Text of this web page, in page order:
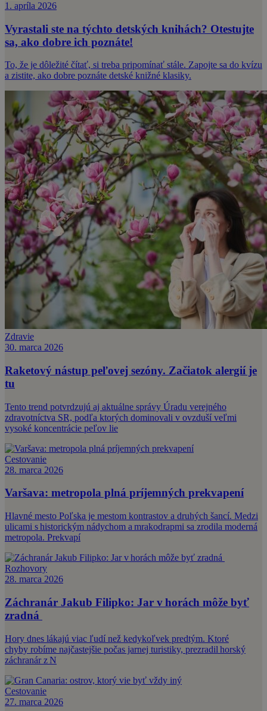
1. apríla 2026
Vyrastali ste na týchto detských knihách? Otestujte
sa, ako dobre ich poznáte!
To, že je dôležité čítať, si treba pripomínať stále. Zapojte sa do kvízu
a zistite, ako dobre poznáte detské knižné klasiky.
Zdravie
30. marca 2026
Raketový nástup peľovej sezóny. Začiatok alergií je
tu
Tento trend potvrdzujú aj aktuálne správy Úradu verejného
zdravotníctva SR, podľa ktorých dominovali v ovzduší veľmi
vysoké koncentrácie peľov lie
Cestovanie
28. marca 2026
Varšava: metropola plná príjemných prekvapení
Hlavné mesto Poľska je mestom kontrastov a druhých šancí. Medzi
ulicami s historickým nádychom a mrakodrapmi sa zrodila moderná
metropola. Prekvapí
Rozhovory
28. marca 2026
Záchranár Jakub Filipko: Jar v horách môže byť
zradná
Hory dnes lákajú viac ľudí než kedykoľvek predtým. Ktoré
chyby robíme najčastejšie počas jarnej turistiky, prezradil horský
záchranár z N
Cestovanie
27. marca 2026